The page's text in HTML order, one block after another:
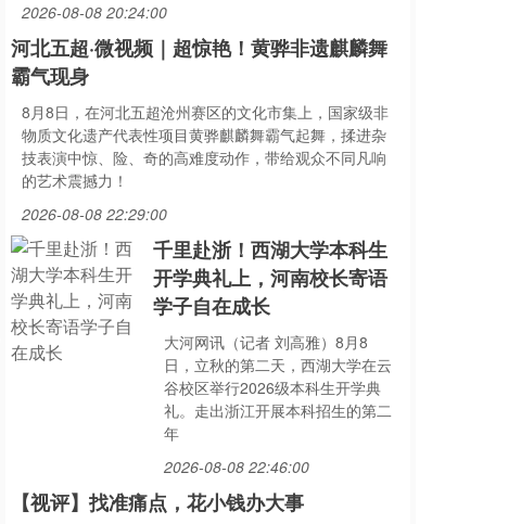
2026-08-08 20:24:00
河北五超·微视频｜超惊艳！黄骅非遗麒麟舞
霸气现身
8月8日，在河北五超沧州赛区的文化市集上，国家级非
物质文化遗产代表性项目黄骅麒麟舞霸气起舞，揉进杂
技表演中惊、险、奇的高难度动作，带给观众不同凡响
的艺术震撼力！
2026-08-08 22:29:00
千里赴浙！西湖大学本科生
开学典礼上，河南校长寄语
学子自在成长
大河网讯（记者 刘高雅）8月8
日，立秋的第二天，西湖大学在云
谷校区举行2026级本科生开学典
礼。走出浙江开展本科招生的第二
年
2026-08-08 22:46:00
【视评】找准痛点，花小钱办大事